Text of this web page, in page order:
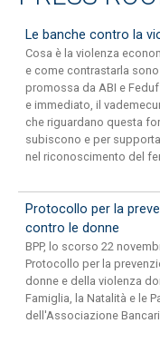
Le banche contro la
Cosa è la violenza
e come contrastarla
promossa da ABI e
e immediato, il
che riguardano questa
subiscono e per
nel riconoscimento del
Protocollo per la
contro le donne
BPP, lo scorso 22
Protocollo per la
donne e della violenza
Famiglia, la Natalità e le
dell'Associazione